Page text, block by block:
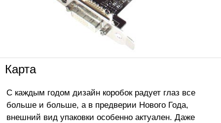
Карта
С каждым годом дизайн коробок радует глаз все
больше и больше, а в предверии Нового Года,
внешний вид упаковки особенно актуален. Даже